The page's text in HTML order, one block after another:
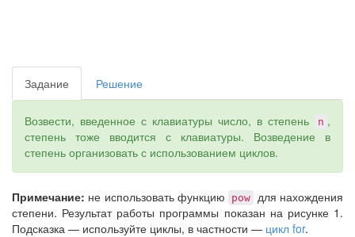
Задание Решение
Возвести, введенное с клавиатуры число, в степень n ,
степень тоже вводится с клавиатуры. Возведение в
степень организовать с использованием циклов.
Примечание: не использовать функцию pow для нахождения
степени. Результат работы программы показан на рисунке 1.
Подсказка — используйте циклы, в частности — цикл for.